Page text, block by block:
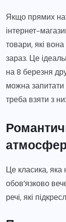
Якщо прямих
інтернет-
товари, які
зараз. Це
на 8 березня
можна запитати
треба взяти з
Це класика, яка
обов’язково
речі, які